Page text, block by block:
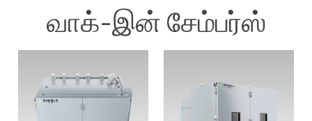
வாக்-இன் சேம்பர்ஸ்